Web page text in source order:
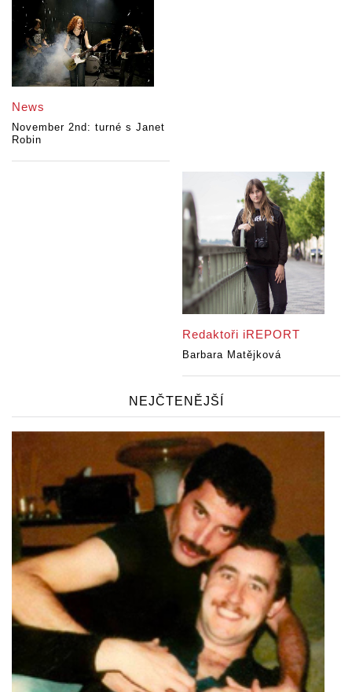
News
November 2nd: turné s Janet
Robin
Redaktoři iREPORT
Barbara Matějková
NEJČTENĚJŠÍ